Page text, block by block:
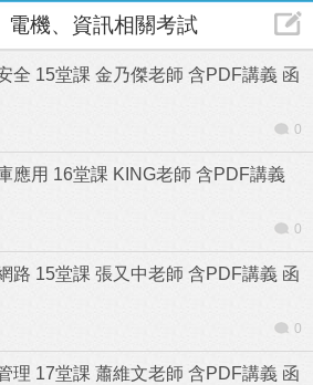
電機、資訊相關考試(New)
全 15堂課 金乃傑老師 含PDF講義 函
0
應用 16堂課 KING老師 含PDF講義
0
路 15堂課 張又中老師 含PDF講義 函
0
理 17堂課 蕭維文老師 含PDF講義 函